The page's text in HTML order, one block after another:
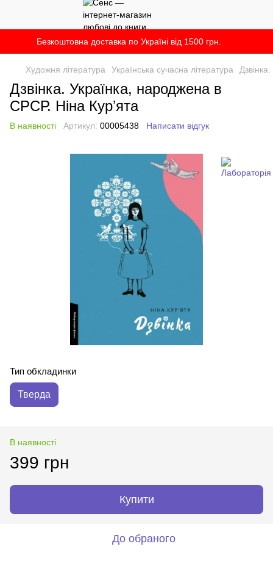
Безкоштовна доставка по Україні від 1500 грн.
Художня література Українська сучасна література
Дзвінка. Українка, народжена в
СРСР. Ніна Курʼята
В наявності Артикул: 00005438 Написати відгук
Тип обкладинки
Тверда
В наявності
399 грн
Купити
До обраного